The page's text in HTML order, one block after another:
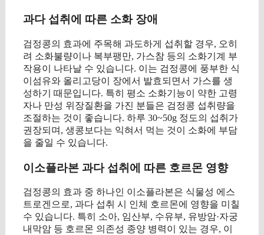
과다 섭취에 따른 소화 장애
검정콩의 효과에 주목해 과도하게 섭취할 경우, 오히
려 소화불량이나 복부팽만, 가스참 등의 소화기계 부
작용이 나타날 수 있습니다. 이는 검정콩에 풍부한 식
이섬유와 올리고당이 장에서 발효되면서 가스를 생
성하기 때문입니다. 특히 평소 소화기능이 약한 고령
자나 만성 위장질환을 가진 분들은 검정콩 섭취량을
조절하는 것이 좋습니다. 하루 30~50g 정도의 섭취가
권장되며, 생콩보다는 익혀서 먹는 것이 소화에 부담
을 줄일 수 있습니다.
이소플라본 과다 섭취에 따른 호르몬 영향
검정콩의 효과 중 하나인 이소플라본은 식물성 에스
트로겐으로, 과다 섭취 시 인체 호르몬에 영향을 미칠
수 있습니다. 특히 소아, 임산부, 수유부, 유방암·자궁
내막암 등 호르몬 의존성 종양 병력이 있는 경우, 이